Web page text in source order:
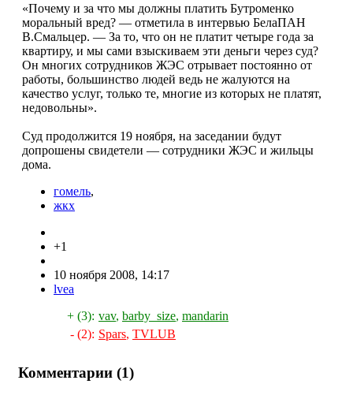
«Почему и за что мы должны платить Бутроменко
моральный вред? — отметила в интервью БелаПАН
В.Смальцер. — За то, что он не платит четыре года за
квартиру, и мы сами взыскиваем эти деньги через суд?
Он многих сотрудников ЖЭС отрывает постоянно от
работы, большинство людей ведь не жалуются на
качество услуг, только те, многие из которых не платят,
недовольны».
Суд продолжится 19 ноября, на заседании будут
допрошены свидетели — сотрудники ЖЭС и жильцы
дома.
гомель,
жкх
+1
10 ноября 2008, 14:17
lvea
+ (3): vav, barby_size, mandarin
- (2): Spars, TVLUB
Комментарии (1)